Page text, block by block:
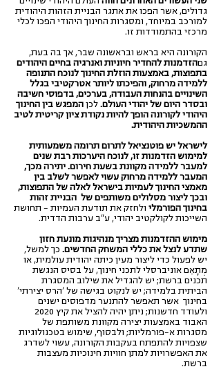
גדולים, אשר הפכו את אתגר הבניית הזהות היהודית
למורכב במיוחד, ומסגרות החינוך היהודי הפכו לכלי
מרכזי בהתמודדות זו.
הקורונה היא בראש ובראשונה שבר, אך בה בעת,
גםהזדמנות להחדיר חיוניות ואנרגיה בחיים היהודים
בתפוצות, באמצעות הוזלת החינוך לנוכח התנופה
ללמידה מרחוק, והפיכתו ליותר אטרקטיבי בגלל
השינויים בהנחות העבודה, בערכים, בדפוסי חשיבה
ובסדר היום של יהודי העולם. לכן המפגש בין החינוך
היהודי לקורונה הופך להיות נקודת ציון קריטית לטיב
ההמשכיות היהודית.
לישראל יש פוטנציאל לתרום תרומה משמעותית
למימוש הזדמנות זו, לנוכח היערכות רבת שנים
למעבר ללמידה מקוונת בשעת חירום. יתירה מכך,
המעבר ללמידה מרחוק עשוי לאפשר לשלב בין
מאמצי החינוך לעמיות בישראל לאלה של התפוצות,
ובכך ליצור מסלולים משותפים של הבניית זהות
בחינוך הפורמלי ולחזק את תודעת העמיות – תחושת
השייכות לקולקטיב יהודי, ע"ב ערבות הדדית.
מימוש ההזדמנות מצריך מנהיגות מונעת חזון
שתדע לנצל את כללי המשחק החדשים. כך למשל,
יש לפעול כדי ליצור מעין כיתה יהודית עולמית, או
מְתָאֵם אוניברסלי לתכני חינוך, על בסיס הנגשת
תכנים ברשת; יש להגדיל את שילוב המסגרת
הביתית בלמידה; יש לנקוט בגישה של 'הרס יצירתי'
בחינוך אשר תאפשר להתנער מדפוסים ישנים
ולעודד חדשנות; ניתן יהיה להציל את קיץ 2020
האבוד באמצעות יצירה מקוונת משותפת של
מסגרות א-פורמליות; ולבסוף, שימוש בטכנולוגיות
שצפויות להתפתח בעקבות הקורונה, עשוי לשדרג
את האפשרויות למתן חוויות חינוכיות מעצבות
ברשת.